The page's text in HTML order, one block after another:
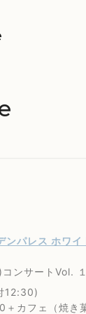
ンパレス ホワイ
ンサートVol.
12:30)
カフェ（焼き